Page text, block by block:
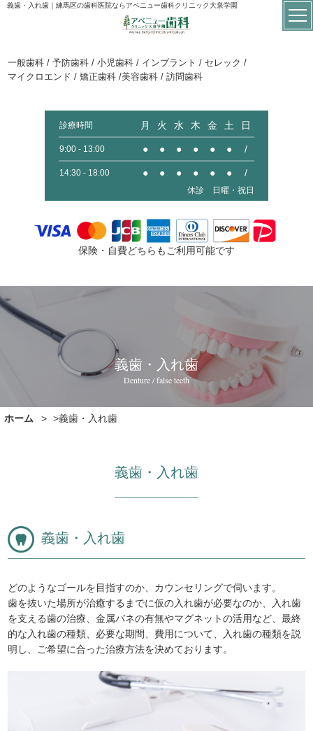
義歯・入れ歯｜練馬区の歯科医院ならアベニュー歯科クリニック大泉学園
一般歯科 / 予防歯科 / 小児歯科 / インプラント / セレック /
マイクロエンド / 矯正歯科 /美容歯科 / 訪問歯科
診療時間 月 火 水 木 金 土 日
9:00 - 13:00 ● ● ● ● ● ● /
14:30 - 18:00 ● ● ● ● ● ● /
休診 日曜・祝日
保険・自費どちらもご利用可能です
義歯・入れ歯
Denture / false teeth
ホーム >義歯・入れ歯
義歯・入れ歯
義歯・入れ歯
どのようなゴールを目指すのか、カウンセリングで伺います。
歯を抜いた場所が治癒するまでに仮の入れ歯が必要なのか、入れ歯
を支える歯の治療、金属バネの有無やマグネットの活用など、最終
的な入れ歯の種類、必要な期間、費用について、入れ歯の種類を説
明し、ご希望に合った治療方法を決めております。